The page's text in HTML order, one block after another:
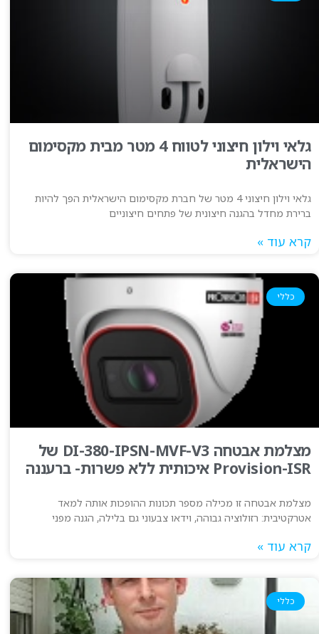
גלאי וילון חיצוני לטווח 4 מטר מבית מקסימום
הישראלית
גלאי וילון חיצוני 4 מטר של חברת מקסימום הישראלית הפך להיות
ברירת מחדל בהגנה חיצונית של פתחים חיצוניים
קרא עוד »
כללי
מצלמת אבטחה DI-380-IPSN-MVF-V3 של
Provision-ISR איכותית ללא פשרות- ברעננה
מצלמת אבטחה זו מכילה מספר תכונות ההופכות אותה למאד
אטרקטיבית: רזולוציה גבוהה, וידאו צבעוני גם בלילה, הגנה מפני
קרא עוד »
כללי